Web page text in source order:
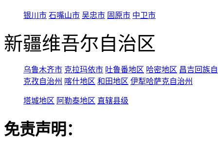
银川市 石嘴山市 吴忠市 固原市 中卫市
新疆维吾尔自治区
乌鲁木齐市 克拉玛依市 吐鲁番地区 哈密地区 昌吉回族
克孜自治州 喀什地区 和田地区 伊犁哈萨克自治州
塔城地区 阿勒泰地区 直辖县级
免责声明：